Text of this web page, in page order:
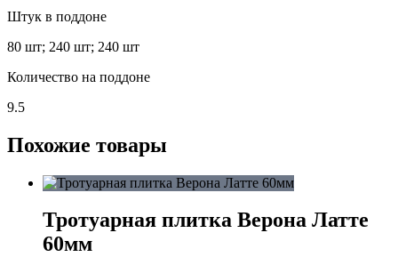
Штук в поддоне
80 шт; 240 шт; 240 шт
Количество на поддоне
9.5
Похожие товары
Тротуарная плитка Верона Латте
60мм